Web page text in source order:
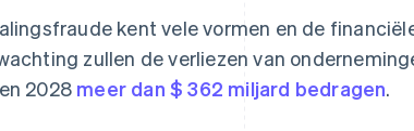
kent vele vormen en de
zullen de verliezen van
2028 meer dan $ 362 miljard bedragen.